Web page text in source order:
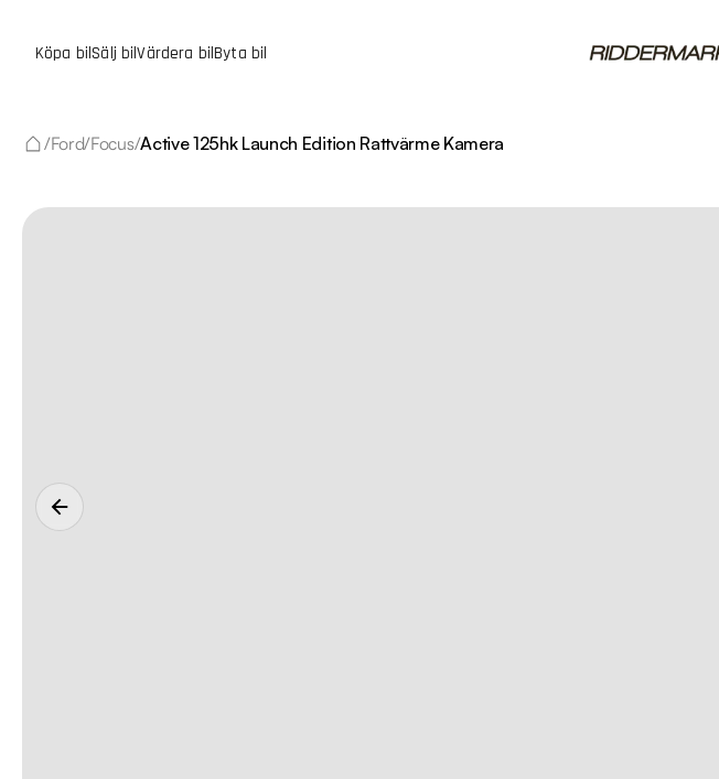
Köpa bilSälj bilVärdera bilByta bil
/Ford/Focus/Active 125hk Launch Edition Rattvärme Kamera